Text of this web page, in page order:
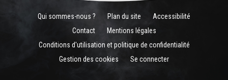
Qui sommes-nous ? Plan du site
Accessibilité
Contact
Mentions légales
Conditions d'utilisation et politique de confidentialité
Gestion des cookies
Se connecter